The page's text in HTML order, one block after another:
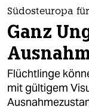
themen
politik
öko
gesellschaft
Südosteuropa
Ganz
Flüchtlinge
mit gültigem